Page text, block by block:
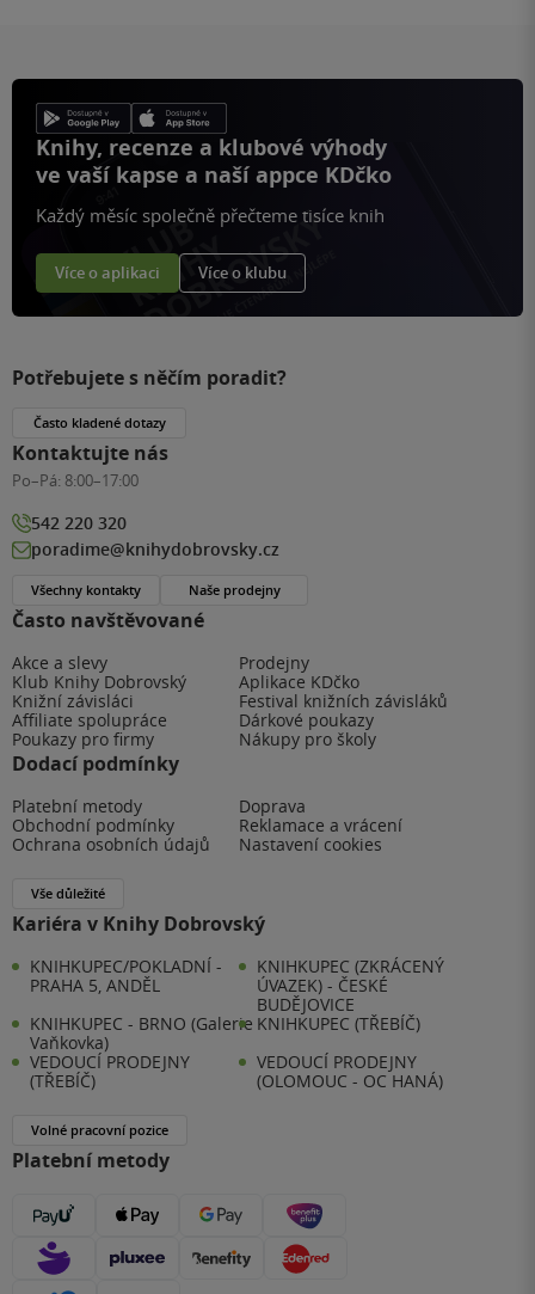
Knihy, recenze a klubové výhody
ve vaší kapse a naší appce KDčko
Každý měsíc společně přečteme tisíce knih
Více o aplikaci Více o klubu
Často navštěvované
Akce a slevy
Prodejny
Klub Knihy Dobrovský
Aplikace KDčko
Knižní závisláci
Festival knižních závisláků
Affiliate spolupráce
Dárkové poukazy
Poukazy pro firmy
Nákupy pro školy
Dodací podmínky
Platební metody
Doprava
Obchodní podmínky
Reklamace a vrácení
Ochrana osobních údajů
Nastavení cookies
Vše důležité
Kariéra v Knihy Dobrovský
KNIHKUPEC/POKLADNÍ -
PRAHA 5, ANDĚL
KNIHKUPEC (ZKRÁCENÝ
ÚVAZEK) - ČESKÉ
BUDĚJOVICE
KNIHKUPEC - BRNO (Galerie
Vaňkovka)
KNIHKUPEC (TŘEBÍČ)
VEDOUCÍ PRODEJNY
(TŘEBÍČ)
VEDOUCÍ PRODEJNY
(OLOMOUC - OC HANÁ)
Volné pracovní pozice
Platební metody
Potřebujete s něčím poradit?
Často kladené dotazy
Kontaktujte nás
Po–Pá: 8:00–17:00
542 220 320
poradime@knihydobrovsky.cz
Všechny kontakty Naše prodejny